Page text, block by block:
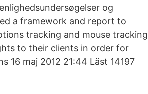
og
a framework and report to
tracking and mouse tracking
to their clients in order for
16 maj 2012 21:44 Läst 14197